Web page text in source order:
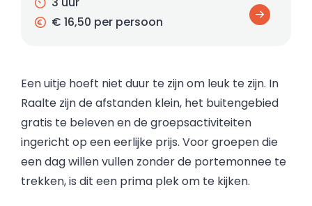
€ 16,50 per persoon
Een uitje hoeft niet duur te zijn om leuk te zijn. In
Raalte zijn de afstanden klein, het buitengebied
gratis te beleven en de groepsactiviteiten
ingericht op een eerlijke prijs. Voor groepen die
een dag willen vullen zonder de portemonnee te
trekken, is dit een prima plek om te kijken.